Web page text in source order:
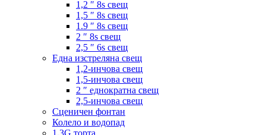
1,2 ″ 8s свещ
1,5 ″ 8s свещ
1.9 ″ 8s свещ
2 ″ 8s свещ
2,5 ″ 6s свещ
Една изстреляна свещ
1,2-инчова свещ
1,5-инчова свещ
2 ″ еднократна свещ
2,5-инчова свещ
Сценичен фонтан
Колело и водопад
1.3G торта